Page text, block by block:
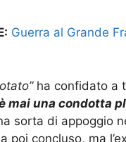
Guerra al Grande
ha confidato a
mai una condotta
sorta di appoggio
poi concluso, ma